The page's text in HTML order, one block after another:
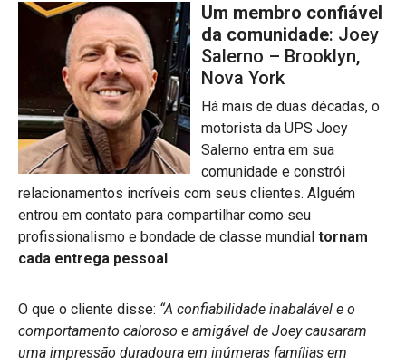
Um membro confiável
da comunidade: Joey
Salerno – Brooklyn,
Nova York
Há mais de duas décadas, o
motorista da UPS Joey
Salerno entra em sua
comunidade e constrói
relacionamentos incríveis com seus clientes. Alguém
entrou em contato para compartilhar como seu
profissionalismo e bondade de classe mundial tornam
cada entrega pessoal.
O que o cliente disse: “A confiabilidade inabalável e o
comportamento caloroso e amigável de Joey causaram
uma impressão duradoura em inúmeras famílias em